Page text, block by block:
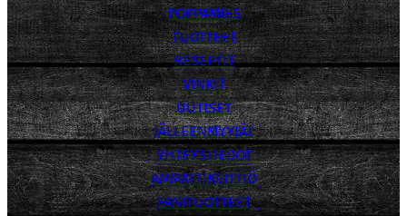
POPPAMIES
TUOTTEET
RESEPTIT
VINKIT
UUTISET
JÄLLEENMYYJÄT
YHTEYSTIEDOT
AMMATTIKEITTIÖ
FANITUOTTEET